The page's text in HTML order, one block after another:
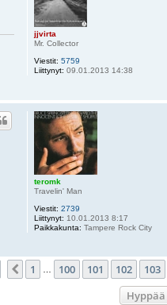
jjvirta
Mr. Collector
Viestit: 5759
Liittynyt: 09.01.2013 14:38
teromk
Travelin' Man
Viestit: 2739
Liittynyt: 10.01.2013 8:17
Paikkakunta: Tampere Rock City
Sivu 104 104
Edellinen
1 … 100 101 102 103
Hyppää